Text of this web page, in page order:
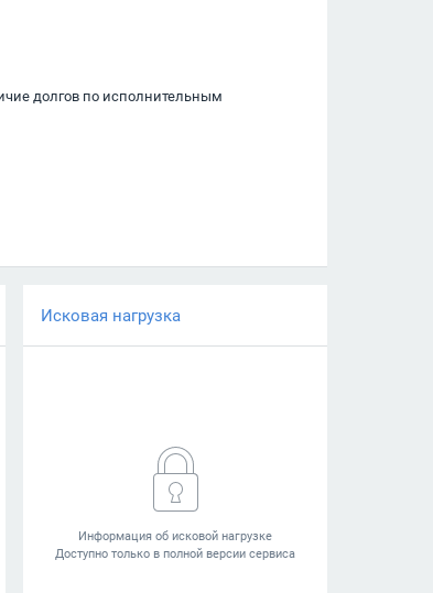
долгов по исполнительным
Исковая нагрузка